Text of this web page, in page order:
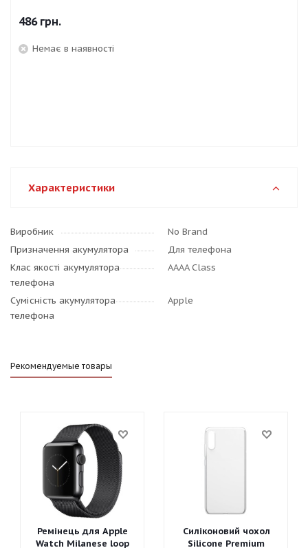
486грн.
Немає в наявності
Характеристики
Виробник
No Brand
Призначення акумулятора
Для телефона
Клас якості акумулятора
телефона
AAAA Class
Сумісність акумулятора
телефона
Apple
Рекомендуемые товары
Ремінець для Apple
Watch Milanese loop
Силіконовий чохол
Silicone Premium